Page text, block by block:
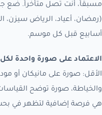
مسبقاً، أنت تصل متأخراً. ضع
(رمضان، أعياد، الرياض سيزن،
أسابيع قبل كل موسم.
الاعتماد على صورة واحدة
الأقل: صورة على مانيكان أو
هي فرصة إضافية لتظهر في